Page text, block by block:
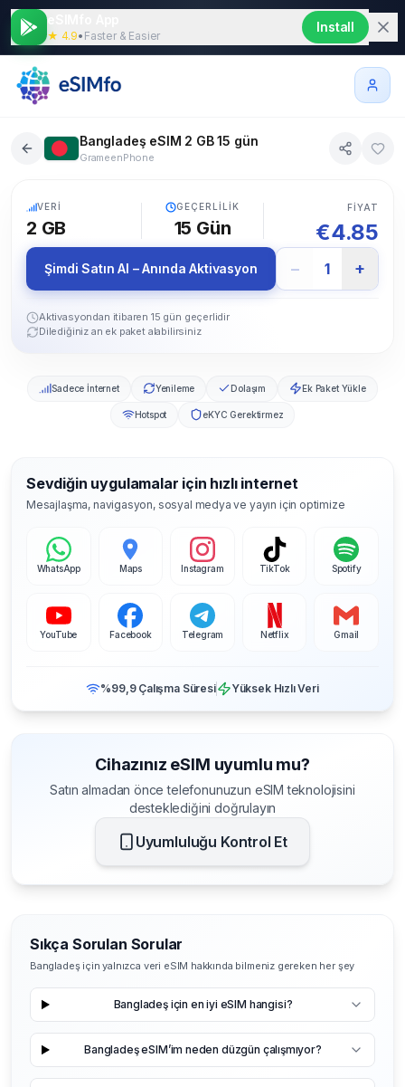
★ 4.9• Faster & Easier
Install
Bangladeş eSIM 2 GB 15 gün
GrameenPhone
VERI
2 GB
GEÇERLILIK
15 Gün
FIYAT
€4.85
Şimdi Satın Al – Anında Aktivasyon − 1 +
Aktivasyondan itibaren 15 gün geçerlidir
Dilediğiniz an ek paket alabilirsiniz
Sadece İnternet Yenileme Dolaşım Ek Paket Yükle
Hotspot eKYC Gerektirmez
Sevdiğin uygulamalar için hızlı internet
Mesajlaşma, navigasyon, sosyal medya ve yayın için optimize
WhatsApp Maps Instagram TikTok Spotify
YouTube Facebook Telegram Netflix Gmail
%99,9 Çalışma Süresi Yüksek Hızlı Veri
Cihazınız eSIM uyumlu mu?
Satın almadan önce telefonunuzun eSIM teknolojisini
desteklediğini doğrulayın
Uyumluluğu Kontrol Et
Sıkça Sorulan Sorular
Bangladeş için yalnızca veri eSIM hakkında bilmeniz gereken her şey
Bangladeş için en iyi eSIM hangisi?
Bangladeş eSIM’im neden düzgün çalışmıyor?